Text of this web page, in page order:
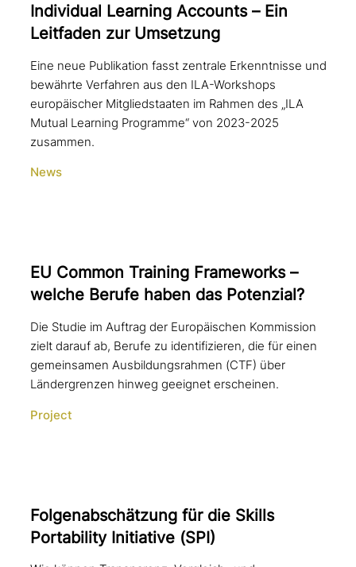
Individual Learning Accounts – Ein
Leitfaden zur Umsetzung
Eine neue Publikation fasst zentrale Erkenntnisse und
bewährte Verfahren aus den ILA-Workshops
europäischer Mitgliedstaaten im Rahmen des „ILA
Mutual Learning Programme“ von 2023-2025
zusammen.
News
EU Common Training Frameworks –
welche Berufe haben das Potenzial?
Die Studie im Auftrag der Europäischen Kommission
zielt darauf ab, Berufe zu identifizieren, die für einen
gemeinsamen Ausbildungsrahmen (CTF) über
Ländergrenzen hinweg geeignet erscheinen.
Project
Folgenabschätzung für die Skills
Portability Initiative (SPI)